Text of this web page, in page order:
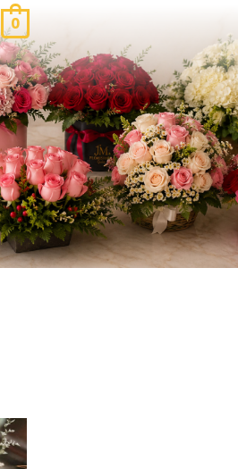
0
first to review
para iglesia 005”
de correo electrónico no
Los campos obligatorios
con*